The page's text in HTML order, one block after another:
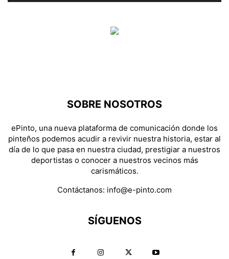
SOBRE NOSOTROS
ePinto, una nueva plataforma de comunicación donde los
pinteños podemos acudir a revivir nuestra historia, estar al
día de lo que pasa en nuestra ciudad, prestigiar a nuestros
deportistas o conocer a nuestros vecinos más
carismáticos.
Contáctanos: info@e-pinto.com
SÍGUENOS